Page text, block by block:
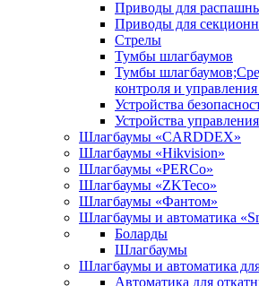
Приводы для
Приводы для
Стрелы
Тумбы шлагбаумов
Тумбы
контроля и
Устройства
Устройства управления
Шлагбаумы «CARDDEX»
Шлагбаумы «Hikvision»
Шлагбаумы «PERCo»
Шлагбаумы «ZKTeco»
Шлагбаумы «Фантом»
Шлагбаумы и автоматика
Боларды
Шлагбаумы
Шлагбаумы и автоматика
Автоматика для